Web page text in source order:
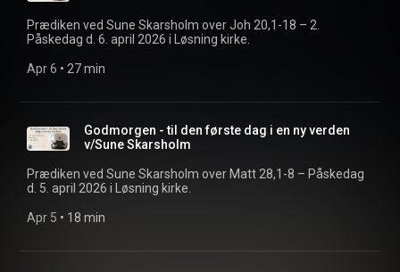
Prædiken ved Sune Skarsholm over Joh 20,1-18 – 2.
Påskedag d. 6. april 2026 i Løsning kirke.
Apr 6 • 27 min
Godmorgen - til den første dag i en ny verden
v/Sune Skarsholm
Prædiken ved Sune Skarsholm over Matt 28,1-8 – Påskedag
d. 5. april 2026 i Løsning kirke.
Apr 5 • 18 min